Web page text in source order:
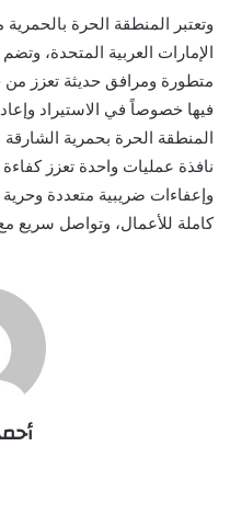
وتعتبر المنطقة الحرة
الإمارات العربية المتحدة،
متطورة ومرافق حديثة تعزز
فيها خصوصاً في الاستيراد
المنطقة الحرة بحمرية الشارقة
نافذة عمليات واحدة تعزز
وإعفاءات ضريبية متعددة وحرية
كاملة للأعمال، وتواصل سريع مع